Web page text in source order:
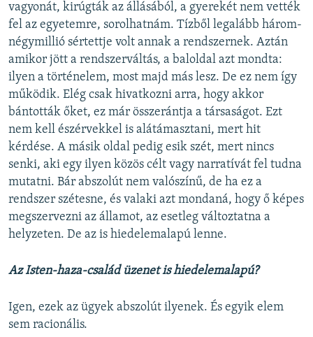
vagyonát, kirúgták az állásából, a gyerekét nem vették
fel az egyetemre, sorolhatnám. Tízből legalább három-
négymillió sértettje volt annak a rendszernek. Aztán
amikor jött a rendszerváltás, a baloldal azt mondta:
ilyen a történelem, most majd más lesz. De ez nem így
működik. Elég csak hivatkozni arra, hogy akkor
bántották őket, ez már összerántja a társaságot. Ezt
nem kell észérvekkel is alátámasztani, mert hit
kérdése. A másik oldal pedig esik szét, mert nincs
senki, aki egy ilyen közös célt vagy narratívát fel tudna
mutatni. Bár abszolút nem valószínű, de ha ez a
rendszer szétesne, és valaki azt mondaná, hogy ő képes
megszervezni az államot, az esetleg változtatna a
helyzeten. De az is hiedelemalapú lenne.
Az Isten-haza-család üzenet is hiedelemalapú?
Igen, ezek az ügyek abszolút ilyenek. És egyik elem
sem racionális.